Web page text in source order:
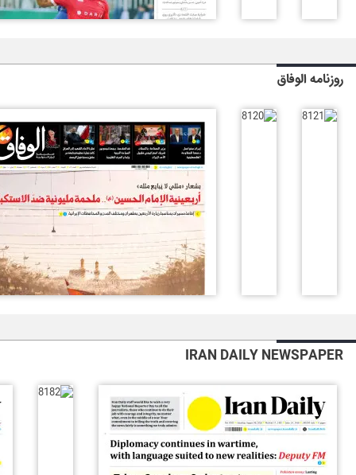
روزنامه الوفاق
IRAN DAILY NEWSPAPER